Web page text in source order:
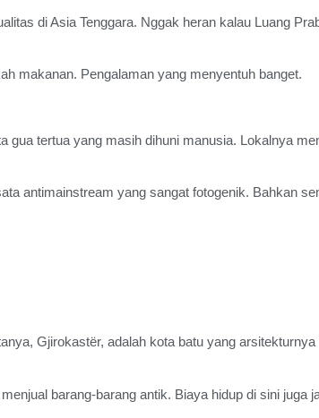
di Asia Tenggara. Nggak heran kalau Luang
makanan. Pengalaman yang menyentuh banget.
gua tertua yang masih dihuni manusia. Lokalnya
antimainstream yang sangat fotogenik. Bahkan
Gjirokastër, adalah kota batu yang
barang-barang antik. Biaya hidup di sini juga